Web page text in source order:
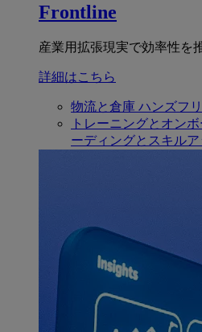
Frontline
産業用拡張現実で効率性を
詳細はこちら
物流と倉庫 ハンズフ
トレーニングとオン
ーディングとスキル